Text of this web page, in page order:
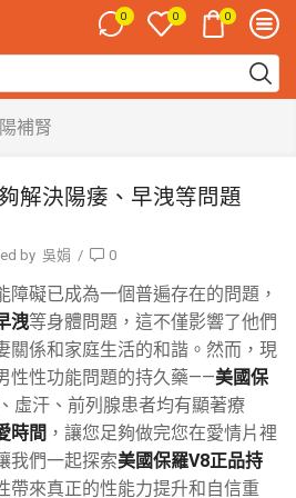
0 0 0
補腎
解決陽痿、早洩等問題
by 吳娟 / 0
障礙已成為一個普遍存在的問題，
洩等身體問題，這不僅影響了他們
關係和家庭生活的和諧。然而，現
性性功能問題的持久藥——美國保
虛汗、前列腺患者均有顯著療
時間 ，讓您足夠做完您在愛情片裡
我們一起探索美國保羅V8正品持
帶來真正的性能力提升和自信重